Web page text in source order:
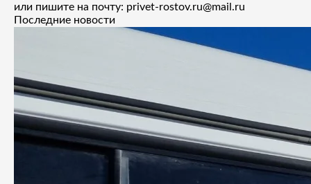
или пишите на почту: privet-rostov.ru@mail.ru
Последние новости